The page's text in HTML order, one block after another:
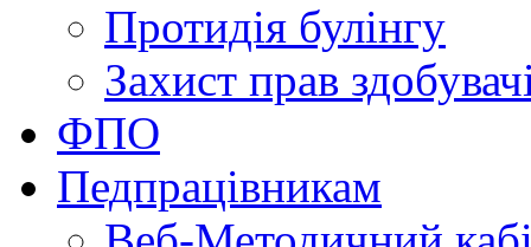
Протидія булінгу
Захист прав
ФПО
Педпрацівникам